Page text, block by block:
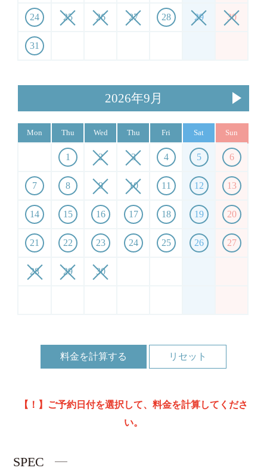
24 25 26 27 28 29 30
31
2026年9月
Mon Thu Wed Thu Fri Sat Sun
1 2 3 4 5 6
7 8 9 10 11 12 13
14 15 16 17 18 19 20
21 22 23 24 25 26 27
28 29 30
料金を計算する
【！】ご予約日付を選択して、料金を計算してくださ
い。
SPEC